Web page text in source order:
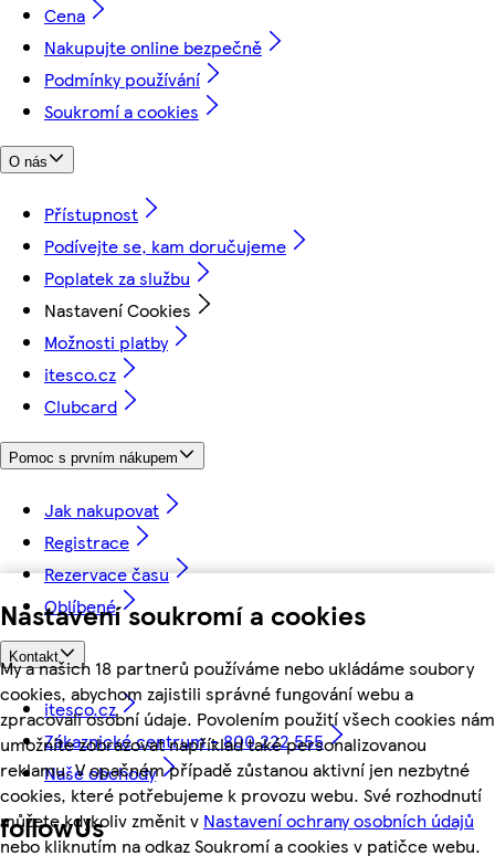
Nastavení soukromí a cookies
My a našich 18 partnerů používáme nebo ukládáme soubory
cookies, abychom zajistili správné fungování webu a
zpracovali osobní údaje. Povolením použití všech cookies nám
umožníte zobrazovat například také personalizovanou
reklamu. V opačném případě zůstanou aktivní jen nezbytné
cookies, které potřebujeme k provozu webu. Své rozhodnutí
můžete kdykoliv změnit v Nastavení ochrany osobních údajů
nebo kliknutím na odkaz Soukromí a cookies v patičce webu.
Cena
Nakupujte online bezpečně
Podmínky používání
Soukromí a cookies
O nás
Přístupnost
Podívejte se, kam doručujeme
Poplatek za službu
Nastavení Cookies
Možnosti platby
itesco.cz
Clubcard
Pomoc s prvním nákupem
Jak nakupovat
Registrace
Rezervace času
Oblíbené
Kontakt
itesco.cz
Zákaznické centrum - 800 222 555
Naše obchody
followUs